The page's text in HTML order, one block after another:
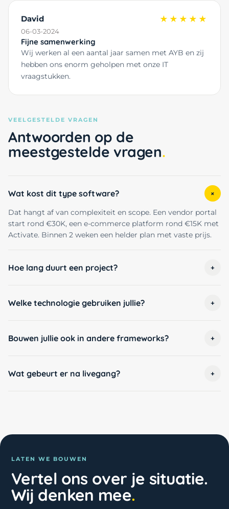
David
06-03-2024
★★★★★
Fijne samenwerking
Wij werken al een aantal jaar samen met AYB en zij
hebben ons enorm geholpen met onze IT
vraagstukken.
VEELGESTELDE VRAGEN
Antwoorden op de
meestgestelde vragen
Wat kost dit type software? +
Dat hangt af van complexiteit en scope. Een vendor portal
start rond €30K, een e-commerce platform rond €15K met
Activate. Binnen 2 weken een helder plan met vaste prijs.
Hoe lang duurt een project? +
Welke technologie gebruiken jullie? +
Bouwen jullie ook in andere frameworks? +
Wat gebeurt er na livegang? +
LATEN WE BOUWEN
Vertel ons over je situatie.
Wij denken mee.